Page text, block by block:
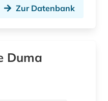
Zur Datenbank
Duma